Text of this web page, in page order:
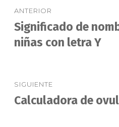
de
entradas
ANTERIOR
Entrada
anterior:
Significado de
niñas con letra Y
SIGUIENTE
Entrada
Calculadora de